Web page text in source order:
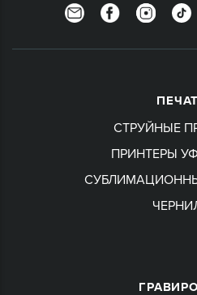
NewsletterFacebookInstagram
СТРУЙНЫЕ
ПРИНТЕРЫ